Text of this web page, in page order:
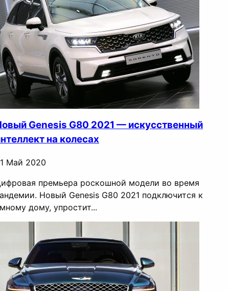
Genesis G80 2021 — искусственный
на колесах
Май 2020
премьера роскошной модели во время
Новый Genesis G80 2021 подключится к
дому, упростит...